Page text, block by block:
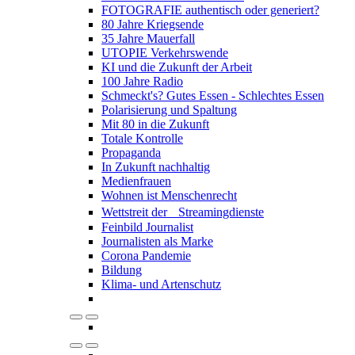
FOTOGRAFIE authentisch oder generiert?
80 Jahre Kriegsende
35 Jahre Mauerfall
UTOPIE Verkehrswende
KI und die Zukunft der Arbeit
100 Jahre Radio
Schmeckt's? Gutes Essen - Schlechtes Essen
Polarisierung und Spaltung
Mit 80 in die Zukunft
Totale Kontrolle
Propaganda
In Zukunft nachhaltig
Medienfrauen
Wohnen ist Menschenrecht
Wettstreit der Streamingdienste
Feinbild Journalist
Journalisten als Marke
Corona Pandemie
Bildung
Klima- und Artenschutz